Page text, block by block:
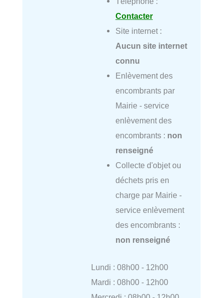
Contacter
Site internet :
Aucun site internet
connu
Enlèvement des
encombrants par
Mairie - service
enlèvement des
encombrants : non
renseigné
Collecte d'objet ou
déchets pris en
charge par Mairie -
service enlèvement
des encombrants :
non renseigné
Lundi : 08h00 - 12h00
Mardi : 08h00 - 12h00